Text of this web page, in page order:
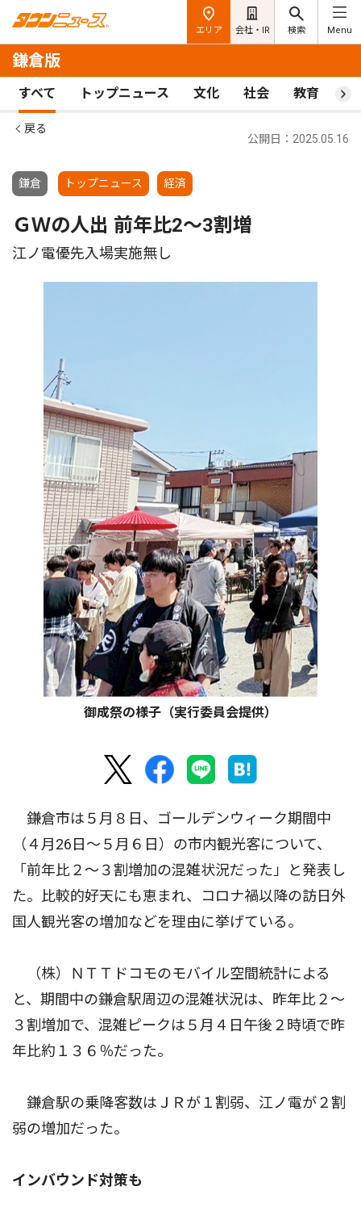
エリア 会社・IR 検索 Menu
鎌倉版
すべて トップニュース 文化 社会 教育 ス
戻る
鎌倉 トップニュース 経済
公開日：2025.05.16
ＧＷの人出 前年比2〜3割増
江ノ電優先入場実施無し
御成祭の様子（実行委員会提供）
鎌倉市は５月８日、ゴールデンウィーク期間中
（４月26日〜５月６日）の市内観光客について、
「前年比２〜３割増加の混雑状況だった」と発表し
た。比較的好天にも恵まれ、コロナ禍以降の訪日外
国人観光客の増加などを理由に挙げている。
（株）ＮＴＴドコモのモバイル空間統計による
と、期間中の鎌倉駅周辺の混雑状況は、昨年比２〜
３割増加で、混雑ピークは５月４日午後２時頃で昨
年比約１３６％だった。
鎌倉駅の乗降客数はＪＲが１割弱、江ノ電が２割
弱の増加だった。
インバウンド対策も